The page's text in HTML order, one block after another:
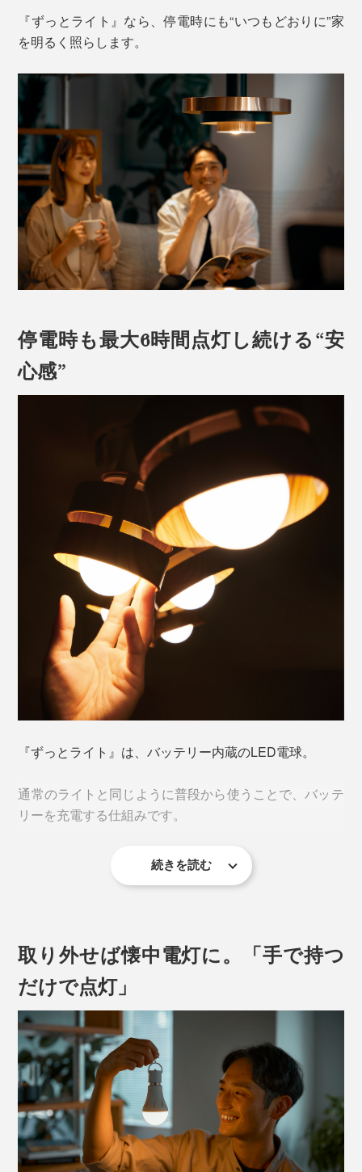
『ずっとライト』なら、停電時にも“いつもどおりに”家
を明るく照らします。
停電時も最大6時間点灯し続ける“安
心感”
『ずっとライト』は、バッテリー内蔵のLED電球。
通常のライトと同じように普段から使うことで、バッテ
リーを充電する仕組みです。
点灯中に停電が起こった場合はバッテリーに切り替わ
続きを読む
取り外せば懐中電灯に。「手で持つ
だけで点灯」